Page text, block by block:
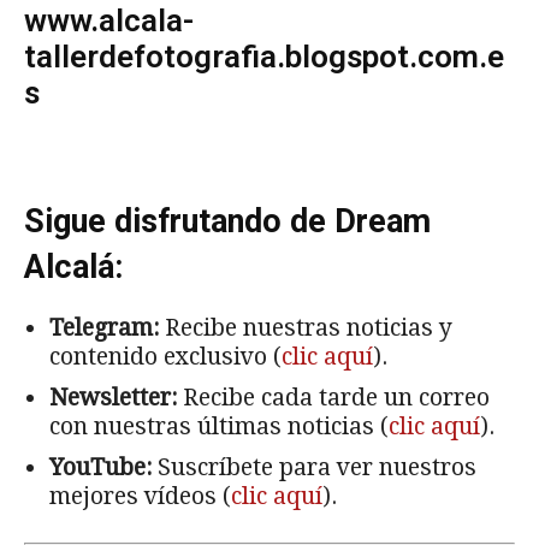
www.alcala-
tallerdefotografia.blogspot.com.e
s
Sigue disfrutando de Dream
Alcalá:
Telegram: Recibe nuestras noticias y
contenido exclusivo (clic aquí).
Newsletter: Recibe cada tarde un correo
con nuestras últimas noticias (clic aquí).
YouTube: Suscríbete para ver nuestros
mejores vídeos (clic aquí).